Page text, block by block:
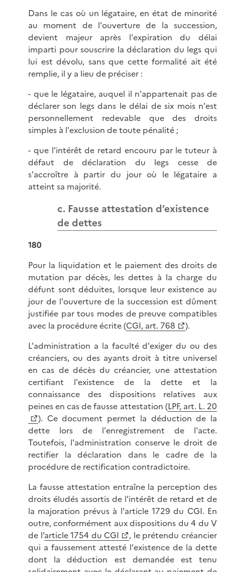
Dans le cas où un légataire, en état de minorité
au moment de l'ouverture de la succession,
devient majeur après l'expiration du délai
imparti pour souscrire la déclaration du legs qui
lui est dévolu, sans que cette formalité ait été
remplie, il y a lieu de préciser :
- que le légataire, auquel il n'appartenait pas de
déclarer son legs dans le délai de six mois n'est
personnellement redevable que des droits
simples à l'exclusion de toute pénalité ;
- que l'intérêt de retard encouru par le tuteur à
défaut de déclaration du legs cesse de
s'accroître à partir du jour où le légataire a
atteint sa majorité.
c. Fausse attestation d’existence
de dettes
180
Pour la liquidation et le paiement des droits de
mutation par décès, les dettes à la charge du
défunt sont déduites, lorsque leur existence au
jour de l'ouverture de la succession est dûment
justifiée par tous modes de preuve compatibles
avec la procédure écrite (CGI, art. 768
).
L'administration a la faculté d'exiger du ou des
créanciers, ou des ayants droit à titre universel
en cas de décès du créancier, une attestation
certifiant l'existence de la dette et la
connaissance des dispositions relatives aux
peines en cas de fausse attestation (LPF, art. L. 20
). Ce document permet la déduction de la
dette lors de l'enregistrement de l'acte.
Toutefois, l'administration conserve le droit de
rectifier la déclaration dans le cadre de la
procédure de rectification contradictoire.
La fausse attestation entraîne la perception des
droits éludés assortis de l'intérêt de retard et de
la majoration prévus à l'article 1729 du CGI. En
outre, conformément aux dispositions du 4 du V
de l’article 1754 du CGI
, le prétendu créancier
qui a faussement attesté l'existence de la dette
dont la déduction est demandée est tenu